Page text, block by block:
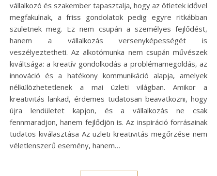
vállalkozó és szakember tapasztalja, hogy az ötletek idővel
megfakulnak, a friss gondolatok pedig egyre ritkábban
születnek meg. Ez nem csupán a személyes fejlődést,
hanem a vállalkozás versenyképességét is
veszélyeztetheti. Az alkotómunka nem csupán művészek
kiváltsága: a kreatív gondolkodás a problémamegoldás, az
innováció és a hatékony kommunikáció alapja, amelyek
nélkülözhetetlenek a mai üzleti világban. Amikor a
kreativitás lankad, érdemes tudatosan beavatkozni, hogy
újra lendületet kapjon, és a vállalkozás ne csak
fennmaradjon, hanem fejlődjön is. Az inspiráció forrásainak
tudatos kiválasztása Az üzleti kreativitás megőrzése nem
véletlenszerű esemény, hanem…